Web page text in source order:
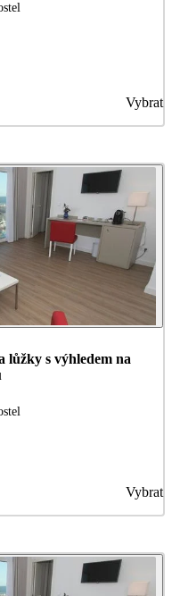
Vybrat
lůžky s výhledem na
Vybrat